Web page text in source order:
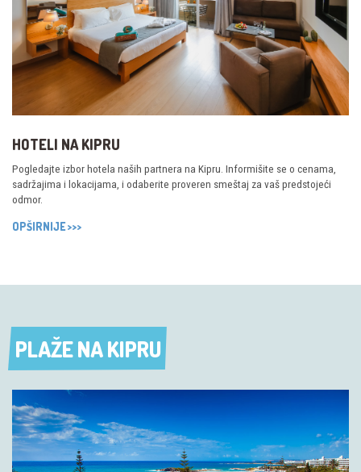
HOTELI NA KIPRU
Pogledajte izbor hotela naših partnera na Kipru. Informišite se o cenama,
sadržajima i lokacijama, i odaberite proveren smeštaj za vaš predstojeći
odmor.
OPŠIRNIJE >>>
PLAŽE NA KIPRU
PLAŽE NA KIPRU